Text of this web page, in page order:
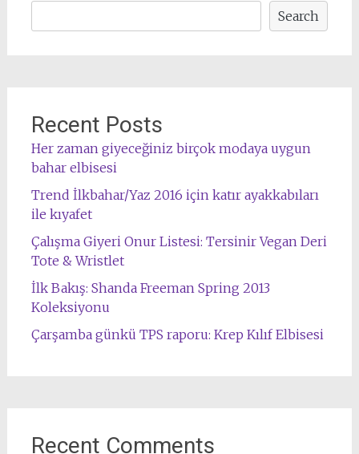
Search
Recent Posts
Her zaman giyeceğiniz birçok modaya uygun
bahar elbisesi
Trend İlkbahar/Yaz 2016 için katır ayakkabıları
ile kıyafet
Çalışma Giyeri Onur Listesi: Tersinir Vegan Deri
Tote & Wristlet
İlk Bakış: Shanda Freeman Spring 2013
Koleksiyonu
Çarşamba günkü TPS raporu: Krep Kılıf Elbisesi
Recent Comments